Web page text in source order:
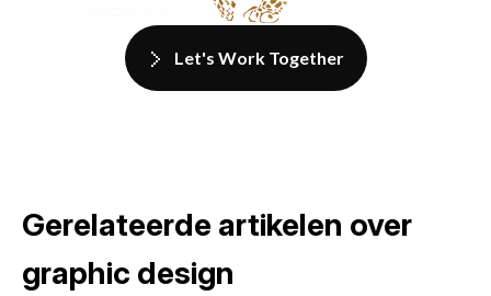
Let's Work Together
Gerelateerde artikelen over
graphic design